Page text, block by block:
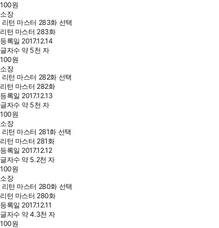
100원
소장
리턴 마스터 283화 선택
리턴 마스터 283화
등록일 2017.12.14
글자수 약 5천 자
100원
소장
리턴 마스터 282화 선택
리턴 마스터 282화
등록일 2017.12.13
글자수 약 5천 자
100원
소장
리턴 마스터 281화 선택
리턴 마스터 281화
등록일 2017.12.12
글자수 약 5.2천 자
100원
소장
리턴 마스터 280화 선택
리턴 마스터 280화
등록일 2017.12.11
글자수 약 4.3천 자
100원